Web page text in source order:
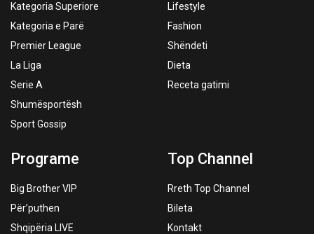
Kategoria Superiore
Kategoria e Parë
Premier League
La Liga
Serie A
Shumësportësh
Sport Gossip
Lifestyle
Fashion
Shëndeti
Dieta
Receta gatimi
Programe
Big Brother VIP
Për’puthen
Shqipëria LIVE
Top Channel
Rreth Top Channel
Bileta
Kontakt